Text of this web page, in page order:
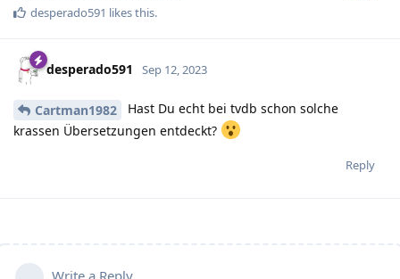
desperado591 likes this.
desperado591 Sep 12, 2023
Cartman1982
Hast Du echt bei tvdb schon solche
krassen Übersetzungen entdeckt?
Reply
Write a Reply...